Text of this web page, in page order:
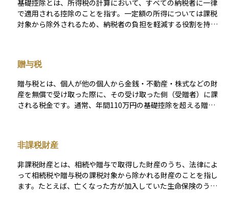
55％の累進税率が適用されます。 さらに、相続税にはさまざま
な非課税枠や控除制度が設けられており、これらを適切に活用
することで税負担を抑えることが可能です。代表的な制度には
生命保険と同様に1人あたり500万円まで非課税 - 債務控除：被
- 葬式費用の控除：通夜・葬儀などにかかった費用は、相続財
産から差し引くことができる また、配偶者には配偶者の税額軽
減（1億6,000万円または法定相続分まで非課税）が認められて
に重要です。生命保険や不動産の活用、資産の組み替えなどを
担を減らし、スムーズな資産承継を実現するための鍵となりま
す。
基礎控除とは、所得税の計算において、すべての納税者に一律
で適用される控除のことを指す。一定額の所得については課税
対象から除外されるため、納税者の負担を軽減する役割を持
贈与税
贈与税とは、個人が他の個人から金銭・不動産・株式などの財
産を無償で受け取った際に、その受け取った側（受贈者）に課
される税金です。通常、年間110万円の基礎控除を超える贈与
に資産を移転する際には活用されることが多く、教育資金や住
宅取得資金などに関しては、一定の条件を満たすことで非課税
となる特例もあります。 なお、現在は「暦年課税」と「相続時
精算課税」の2制度が併存していますが、政府は近年、相続税と
贈与税の一体化を含めた制度改正を検討しており、将来的に制
非課税財産
非課税財産とは、相続や贈与で取得した財産のうち、法律によ
って相続税や贈与税の課税対象から除かれる財産のことを指し
ます。たとえば、亡くなった方が加入していた生命保険のう